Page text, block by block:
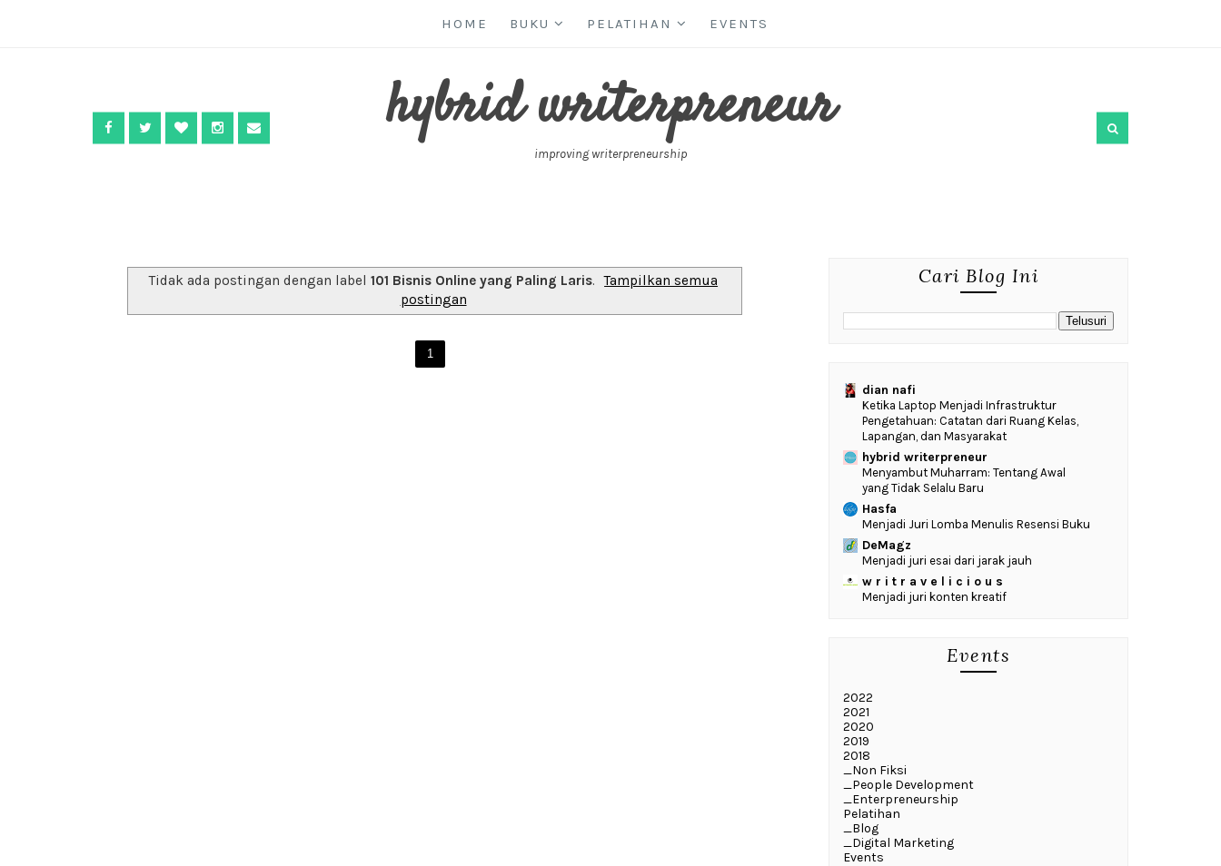
HOME BUKU PELATIHAN EVENTS
hybrid writerpreneur
improving writerpreneurship
Tidak ada postingan dengan label 101 Bisnis Online yang Paling Laris.
Tampilkan semua
postingan
1
Cari Blog Ini
dian nafi
Ketika Laptop Menjadi Infrastruktur
Pengetahuan: Catatan dari Ruang Kelas,
Lapangan, dan Masyarakat
hybrid writerpreneur
Menyambut Muharram: Tentang Awal
yang Tidak Selalu Baru
Hasfa
Menjadi Juri Lomba Menulis Resensi Buku
DeMagz
Menjadi juri esai dari jarak jauh
w r i t r a v e l i c i o u s
Menjadi juri konten kreatif
Events
2022
2021
2020
2019
2018
_Non Fiksi
_People Development
_Enterpreneurship
Pelatihan
_Blog
_Digital Marketing
Events